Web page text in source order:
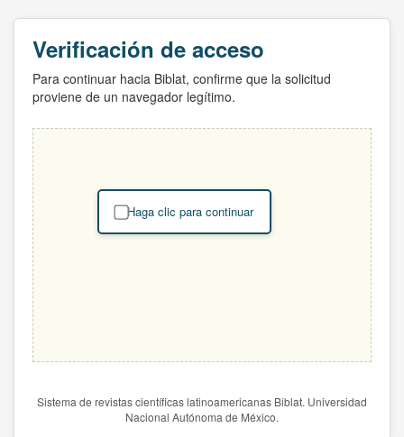
Verificación de acceso
Para continuar hacia Biblat, confirme que la solicitud
proviene de un navegador legítimo.
Haga clic para continuar
Sistema de revistas científicas latinoamericanas Biblat. Universidad
Nacional Autónoma de México.